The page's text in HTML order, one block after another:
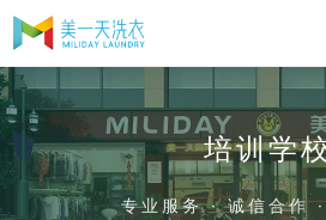
培训学
专业服务 · 诚信合作